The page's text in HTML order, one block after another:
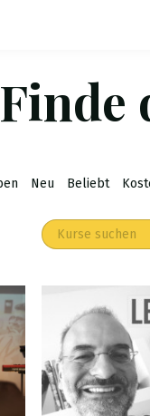
Finde
Neu Beliebt